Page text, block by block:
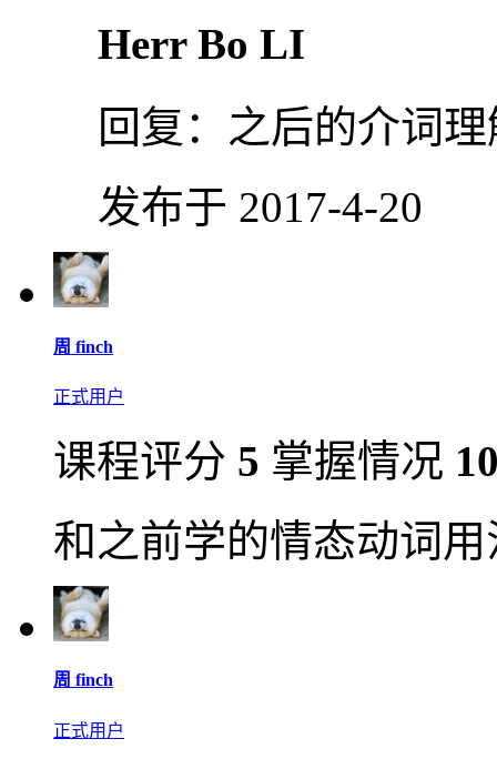
Herr Bo LI
回复： 之后的介词
发布于 2017-4-20
周 finch
正式用户
课程评分 5 掌握情况
和之前学的情态动词
周 finch
正式用户